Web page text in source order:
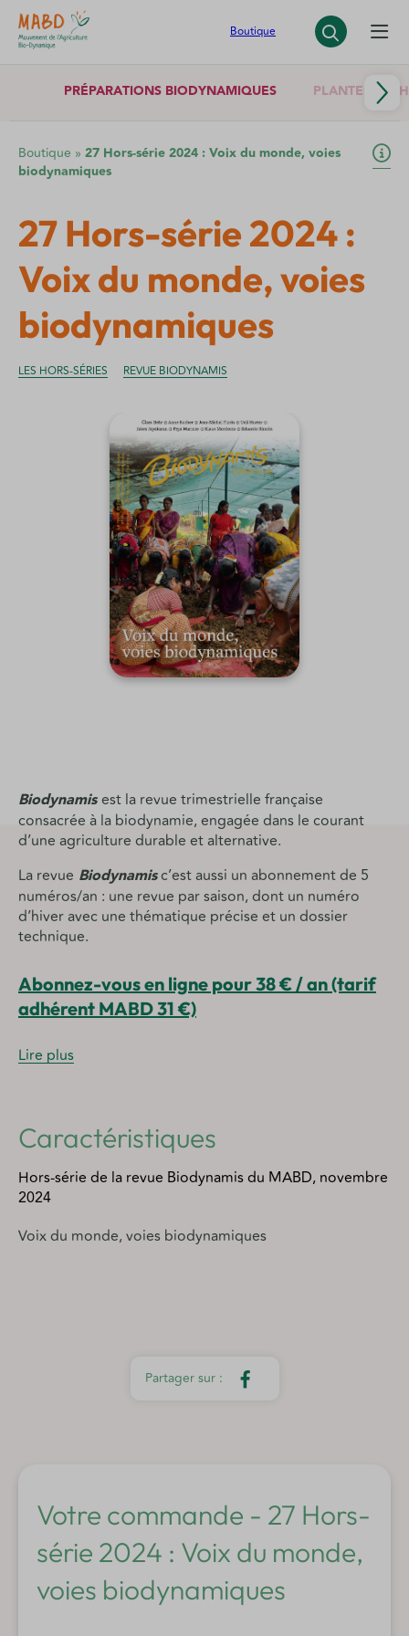
Panneau de gestion des cookies
Boutique
PRÉPARATIONS BIODYNAMIQUES PLANTES
Boutique » 27 Hors-série 2024 : Voix du monde, voies
biodynamiques
27 Hors-série 2024 :
Voix du monde, voies
biodynamiques
LES HORS-SÉRIES REVUE BIODYNAMIS
Biodynamis est la revue trimestrielle française
consacrée à la biodynamie, engagée dans le courant
d’une agriculture durable et alternative.
La revue Biodynamisc’est aussi un abonnement de 5
numéros/an : une revue par saison, dont un numéro
d’hiver avec une thématique précise et un dossier
technique.
Abonnez-vous en ligne pour 38 € / an (tarif
adhérent MABD 31 €)
Lire plus
Caractéristiques
Hors-série de la revue Biodynamis du MABD, novembre
2024
Voix du monde, voies biodynamiques
Votre commande - 27 Hors-
série 2024 : Voix du monde,
voies biodynamiques